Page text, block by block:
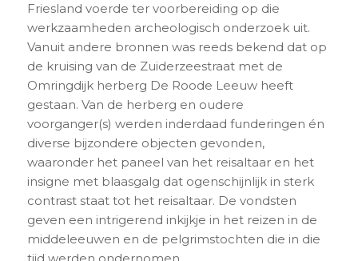
Friesland voerde ter voorbereiding op die
werkzaamheden archeologisch onderzoek uit.
Vanuit andere bronnen was reeds bekend dat op
de kruising van de Zuiderzeestraat met de
Omringdijk herberg De Roode Leeuw heeft
gestaan. Van de herberg en oudere
voorganger(s) werden inderdaad funderingen én
diverse bijzondere objecten gevonden,
waaronder het paneel van het reisaltaar en het
insigne met blaasgalg dat ogenschijnlijk in sterk
contrast staat tot het reisaltaar. De vondsten
geven een intrigerend inkijkje in het reizen in de
middeleeuwen en de pelgrimstochten die in die